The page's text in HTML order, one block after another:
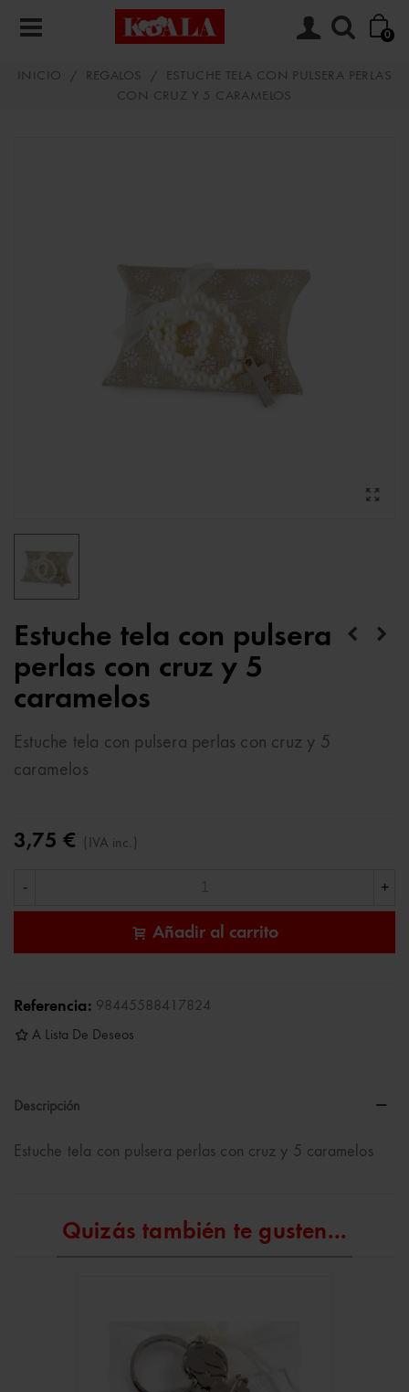
0
INICIO / REGALOS /
ESTUCHE TELA CON PULSERA PERLAS
CON CRUZ Y 5 CARAMELOS
Estuche tela con pulsera
perlas con cruz y 5
caramelos
Estuche tela con pulsera perlas con cruz y 5
caramelos
3,75 € (IVA inc.)
- +
Añadir al carrito
Referencia: 98445588417824
A Lista De Deseos
Descripción
Estuche tela con pulsera perlas con cruz y 5 caramelos
Quizás también te gusten...